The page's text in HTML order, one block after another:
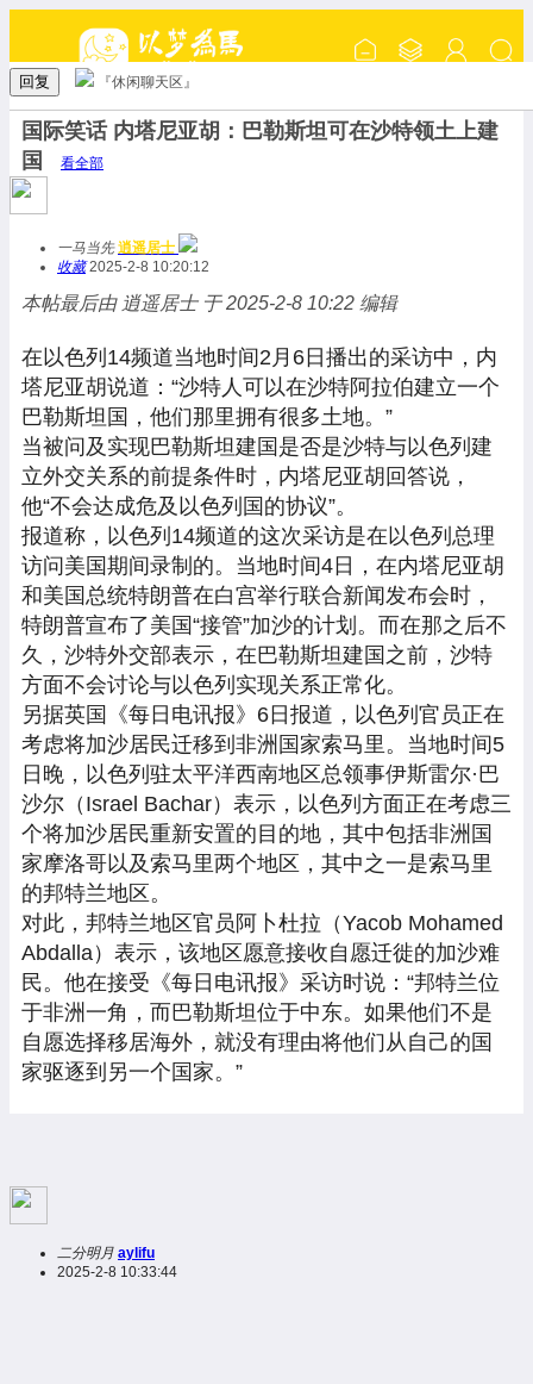
回复 『休闲聊天区』
国际笑话 内塔尼亚胡：巴勒斯坦可在沙特领土上建
国
看全部
一马当先 逍遥居士
收藏2025-2-8 10:20:12
本帖最后由 逍遥居士 于 2025-2-8 10:22 编辑
在以色列14频道当地时间2月6日播出的采访中，内
塔尼亚胡说道：“沙特人可以在沙特阿拉伯建立一个
巴勒斯坦国，他们那里拥有很多土地。”
当被问及实现巴勒斯坦建国是否是沙特与以色列建
立外交关系的前提条件时，内塔尼亚胡回答说，
他“不会达成危及以色列国的协议”。
报道称，以色列14频道的这次采访是在以色列总理
访问美国期间录制的。当地时间4日，在内塔尼亚胡
和美国总统特朗普在白宫举行联合新闻发布会时，
特朗普宣布了美国“接管”加沙的计划。而在那之后不
久，沙特外交部表示，在巴勒斯坦建国之前，沙特
方面不会讨论与以色列实现关系正常化。
另据英国《每日电讯报》6日报道，以色列官员正在
考虑将加沙居民迁移到非洲国家索马里。当地时间5
日晚，以色列驻太平洋西南地区总领事伊斯雷尔·巴
沙尔（Israel Bachar）表示，以色列方面正在考虑三
个将加沙居民重新安置的目的地，其中包括非洲国
家摩洛哥以及索马里两个地区，其中之一是索马里
的邦特兰地区。
对此，邦特兰地区官员阿卜杜拉（Yacob Mohamed
Abdalla）表示，该地区愿意接收自愿迁徙的加沙难
民。他在接受《每日电讯报》采访时说：“邦特兰位
于非洲一角，而巴勒斯坦位于中东。如果他们不是
自愿选择移居海外，就没有理由将他们从自己的国
家驱逐到另一个国家。”
二分明月 aylifu
2025-2-8 10:33:44